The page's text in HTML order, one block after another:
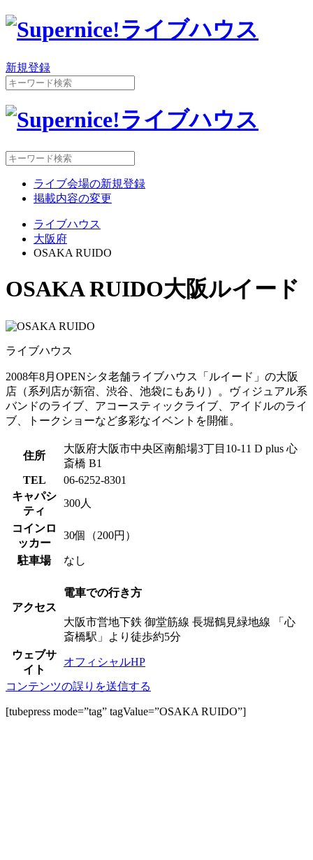
新規登録
ライブ会場の新規登録
掲載内容の変更
ライブハウス
大阪府
OSAKA RUIDO
OSAKA RUIDO大阪ルイード
ライブハウス
2008年8月OPENシタ老舗ライブハウス「ルイード」の大阪
店（系列店が新宿、渋谷、池袋にもあり）。ヴィジュアル系
バンドのライブ、アコースティックライブ、アイドルのライ
ブ、トークショーなど多彩なイベントを開催。
住所
大阪府大阪市中央区南船場3丁目10-11 D plus 心
斎橋 B1
TEL
06-6252-8301
キャパシ
ティ
300人
コインロ
ッカー
30個（200円）
駐車場 なし
アクセス
電車での行き方
大阪市営地下鉄 御堂筋線 長堀鶴見緑地線 「心
斎橋駅」より徒歩約5分
ウェブサ
イト
オフィシャルHP
コンテンツの誤りを送信する
[tubepress mode=”tag” tagValue=”OSAKA RUIDO”]